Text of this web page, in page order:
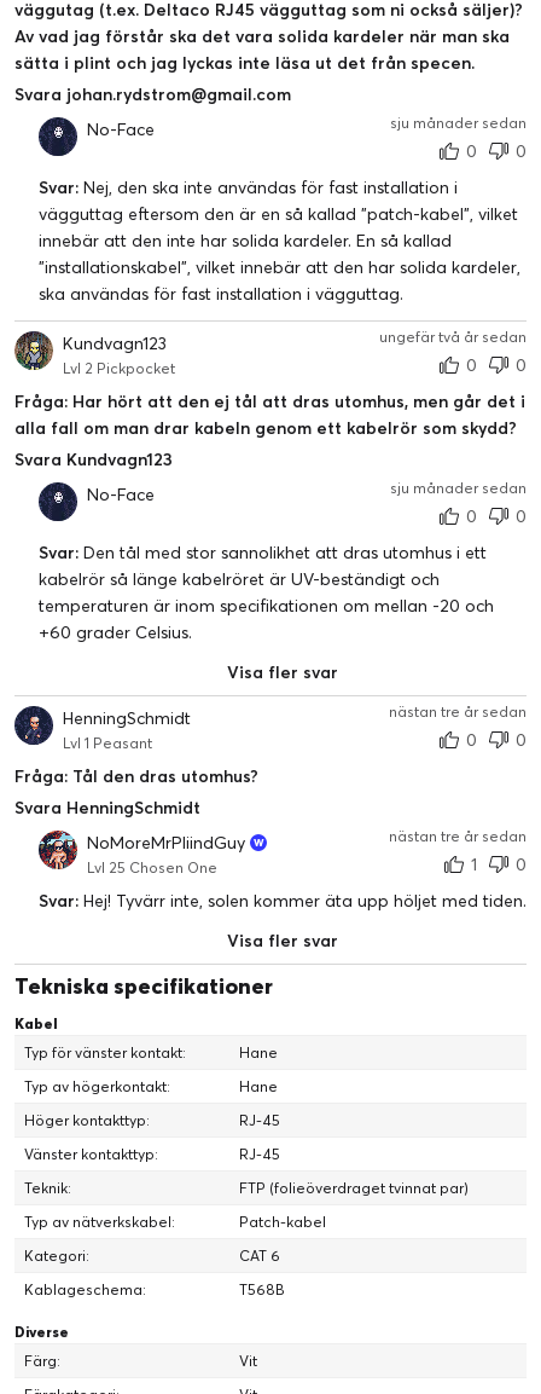
väggutag (t.ex. Deltaco RJ45 vägguttag som ni också säljer)?
Av vad jag förstår ska det vara solida kardeler när man ska
sätta i plint och jag lyckas inte läsa ut det från specen.
Svara johan.rydstrom@gmail.com
No-Face
sju månader sedan
0
0
Svar: Nej, den ska inte användas för fast installation i
vägguttag eftersom den är en så kallad "patch-kabel", vilket
innebär att den inte har solida kardeler. En så kallad
"installationskabel", vilket innebär att den har solida kardeler,
ska användas för fast installation i vägguttag.
Kundvagn123
Lvl 2 Pickpocket
ungefär två år sedan
0
0
Fråga: Har hört att den ej tål att dras utomhus, men går det i
alla fall om man drar kabeln genom ett kabelrör som skydd?
Svara Kundvagn123
No-Face
sju månader sedan
0
0
Svar: Den tål med stor sannolikhet att dras utomhus i ett
kabelrör så länge kabelröret är UV-beständigt och
temperaturen är inom specifikationen om mellan -20 och
+60 grader Celsius.
Visa fler svar
HenningSchmidt
Lvl 1 Peasant
nästan tre år sedan
0
0
Fråga: Tål den dras utomhus?
Svara HenningSchmidt
NoMoreMrPliindGuy
Lvl 25 Chosen One
nästan tre år sedan
1
0
Svar: Hej! Tyvärr inte, solen kommer äta upp höljet med tiden.
Visa fler svar
Tekniska specifikationer
Kabel
Typ för vänster kontakt:
Hane
Typ av högerkontakt:
Hane
Höger kontakttyp:
RJ-45
Vänster kontakttyp:
RJ-45
Teknik:
FTP (folieöverdraget tvinnat par)
Typ av nätverkskabel:
Patch-kabel
Kategori:
CAT 6
Kablageschema:
T568B
Diverse
Färg:
Vit